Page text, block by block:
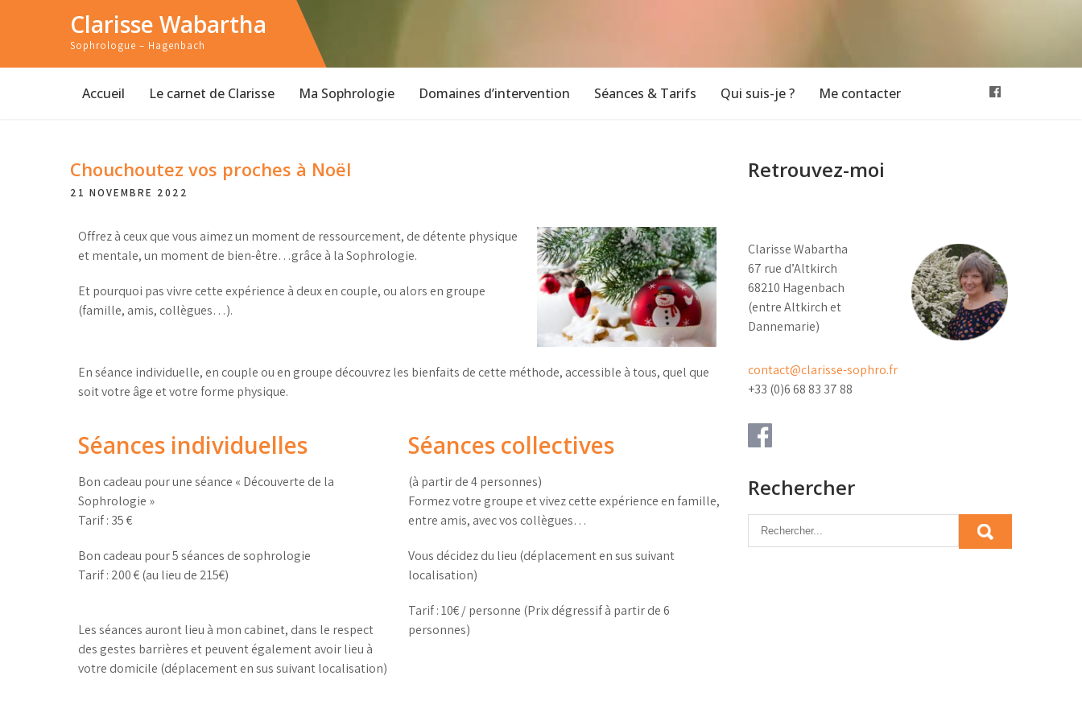
Clarisse Wabartha
Sophrologue – Hagenbach
Accueil Le carnet de Clarisse Ma Sophrologie Domaines d’intervention Séances & Tarifs Qui suis-je ? Me contacter
Chouchoutez vos proches à Noël
21 NOVEMBRE 2022
Offrez à ceux que vous aimez un moment de ressourcement, de détente physique
et mentale, un moment de bien-être…grâce à la Sophrologie.
Et pourquoi pas vivre cette expérience à deux en couple, ou alors en groupe
(famille, amis, collègues…).
En séance individuelle, en couple ou en groupe découvrez les bienfaits de cette méthode, accessible à tous, quel que
soit votre âge et votre forme physique.
Séances individuelles
Bon cadeau pour une séance « Découverte de la
Sophrologie »
Tarif : 35 €
Bon cadeau pour 5 séances de sophrologie
Tarif : 200 € (au lieu de 215€)
Les séances auront lieu à mon cabinet, dans le respect
des gestes barrières et peuvent également avoir lieu à
votre domicile (déplacement en sus suivant localisation)
Séances collectives
(à partir de 4 personnes)
Formez votre groupe et vivez cette expérience en famille,
entre amis, avec vos collègues…
Vous décidez du lieu (déplacement en sus suivant
localisation)
Tarif : 10€ / personne (Prix dégressif à partir de 6
personnes)
Retrouvez-moi
Clarisse Wabartha
67 rue d’Altkirch
68210 Hagenbach
(entre Altkirch et
Dannemarie)
contact@clarisse-sophro.fr
+33 (0)6 68 83 37 88
Rechercher